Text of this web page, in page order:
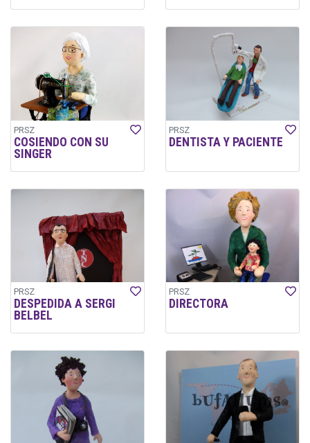
PRSZ
COSIENDO CON SU
SINGER
PRSZ
DENTISTA Y PACIENTE
PRSZ
DESPEDIDA A SERGI
BELBEL
PRSZ
DIRECTORA